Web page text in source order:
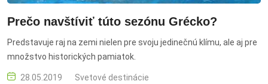
Prečo navštíviť túto sezónu Grécko?
Predstavuje raj na zemi nielen pre svoju jedinečnú klímu, ale aj pre
množstvo historických pamiatok.
28.05.2019 Svetové destinácie